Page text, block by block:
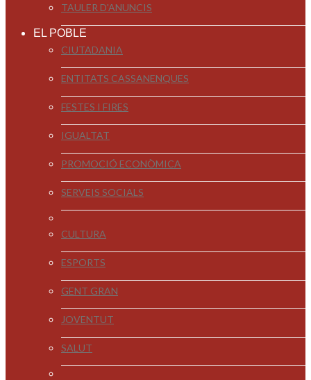
TAULER D'ANUNCIS
EL POBLE
CIUTADANIA
ENTITATS CASSANENQUES
FESTES I FIRES
IGUALTAT
PROMOCIÓ ECONÒMICA
SERVEIS SOCIALS
CULTURA
ESPORTS
GENT GRAN
JOVENTUT
SALUT